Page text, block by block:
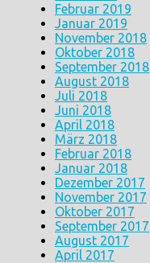
Februar 2019
Januar 2019
November 2018
Oktober 2018
September 2018
August 2018
Juli 2018
Juni 2018
April 2018
März 2018
Februar 2018
Januar 2018
Dezember 2017
November 2017
Oktober 2017
September 2017
August 2017
April 2017